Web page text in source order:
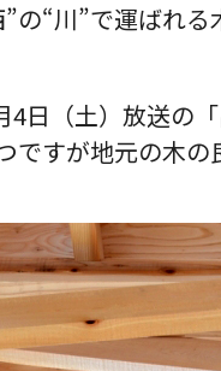
の“川”で運ばれ
4日（土）放送の
すが地元の木の